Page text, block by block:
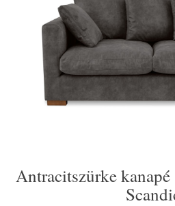
Antracitszürke